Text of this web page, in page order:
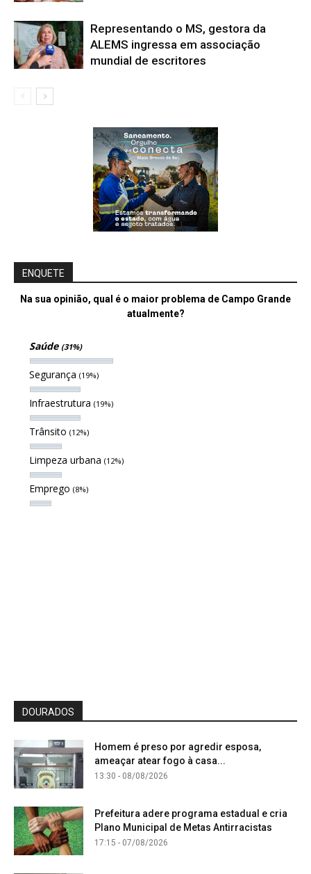
Representando o MS, gestora da
ALEMS ingressa em associação
mundial de escritores
ENQUETE
Na sua opinião, qual é o maior problema de Campo Grande
atualmente?
Saúde (31%)
Segurança (19%)
Infraestrutura (19%)
Trânsito (12%)
Limpeza urbana (12%)
Emprego (8%)
DOURADOS
Homem é preso por agredir esposa,
ameaçar atear fogo à casa...
13:30 - 08/08/2026
Prefeitura adere programa estadual e cria
Plano Municipal de Metas Antirracistas
17:15 - 07/08/2026